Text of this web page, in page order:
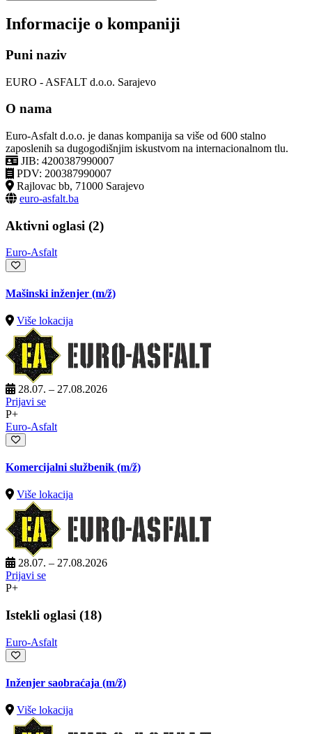
Informacije o kompaniji
Puni naziv
EURO - ASFALT d.o.o. Sarajevo
O nama
Euro-Asfalt d.o.o. je danas kompanija sa više od 600 stalno
zaposlenih sa dugogodišnjim iskustvom na internacionalnom tlu.
JIB: 4200387990007
PDV: 200387990007
Rajlovac bb, 71000 Sarajevo
euro-asfalt.ba
Aktivni oglasi (2)
Euro-Asfalt
Mašinski inženjer (m/ž)
Više lokacija
28.07. – 27.08.2026
Prijavi se
P+
Euro-Asfalt
Komercijalni službenik (m/ž)
Više lokacija
28.07. – 27.08.2026
Prijavi se
P+
Istekli oglasi (18)
Euro-Asfalt
Inženjer saobraćaja (m/ž)
Više lokacija